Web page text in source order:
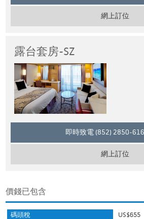
網上訂位
露台套房-SZ
即時致電 (852) 2850-
網上訂位
價錢已包含
碼頭稅
US$655